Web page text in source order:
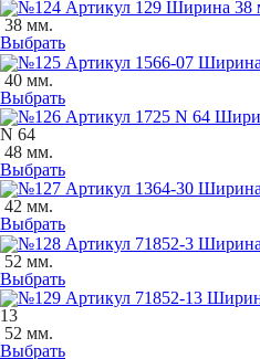
38 мм.
Выбрать
40 мм.
Выбрать
N 64
48 мм.
Выбрать
42 мм.
Выбрать
52 мм.
Выбрать
13
52 мм.
Выбрать